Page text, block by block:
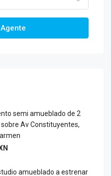
semi amueblado de 2
Av Constituyentes,
amueblado a estrenar